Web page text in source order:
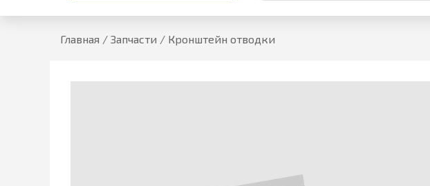
Главная / Запчасти / Кронштейн отводки